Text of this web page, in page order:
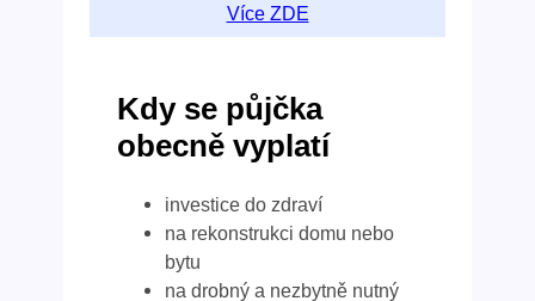
Více ZDE
Kdy se půjčka
obecně vyplatí
investice do zdraví
na rekonstrukci domu nebo
bytu
na drobný a nezbytně nutný